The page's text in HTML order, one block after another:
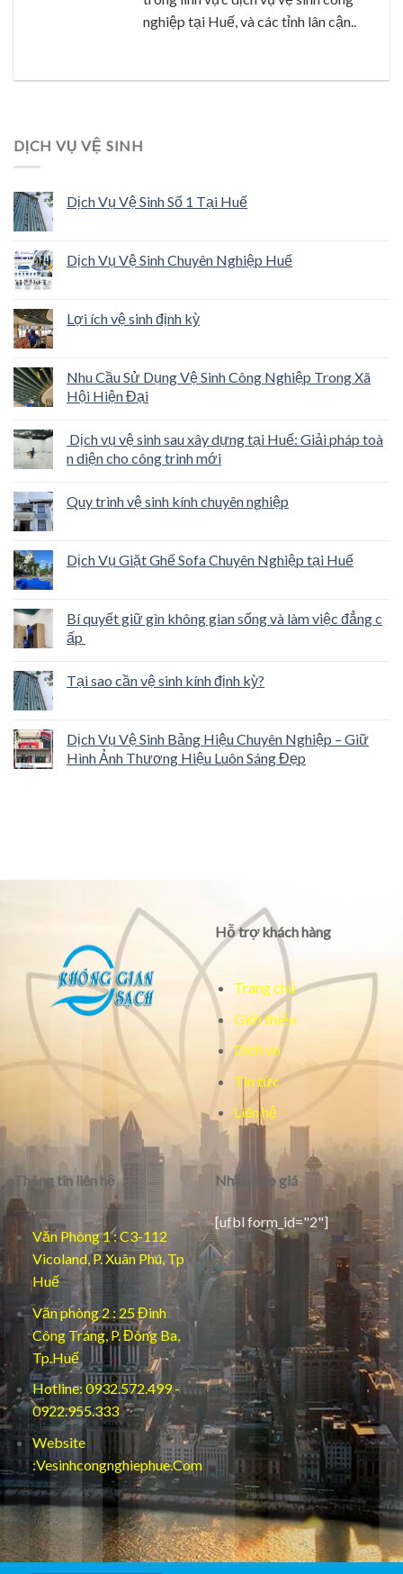
nghiệp tại Huế, và các tỉnh lân cận..
DỊCH VỤ VỆ SINH
Dịch Vụ Vệ Sinh Số 1 Tại Huế
Dịch Vụ Vệ Sinh Chuyên Nghiệp Huế
Lợi ích vệ sinh định kỳ
Nhu Cầu Sử Dụng Vệ Sinh Công Nghiệp Trong Xã
Hội Hiện Đại
Dịch vụ vệ sinh sau xây dựng tại Huế: Giải pháp toà
n diện cho công trình mới
Quy trình vệ sinh kính chuyên nghiệp
Dịch Vụ Giặt Ghế Sofa Chuyên Nghiệp tại Huế
Bí quyết giữ gìn không gian sống và làm việc đẳng c
ấp
Tại sao cần vệ sinh kính định kỳ?
Dịch Vụ Vệ Sinh Bảng Hiệu Chuyên Nghiệp – Giữ
Hình Ảnh Thương Hiệu Luôn Sáng Đẹp
Hỗ trợ khách hàng
Trang chủ
Giới thiệu
Dịch vụ
Tin tức
Liên hệ
Thông tin liên hệ
Văn Phòng 1 : C3-112
Vicoland, P. Xuân Phú, Tp
Huế
Văn phòng 2 : 25 Đinh
Công Tráng, P. Đông Ba,
Tp.Huế
Hotline: 0932.572.499 -
0922.955.333
Website
:Vesinhcongnghiephue.Com
Nhận báo giá
[ufbl form_id="2"]